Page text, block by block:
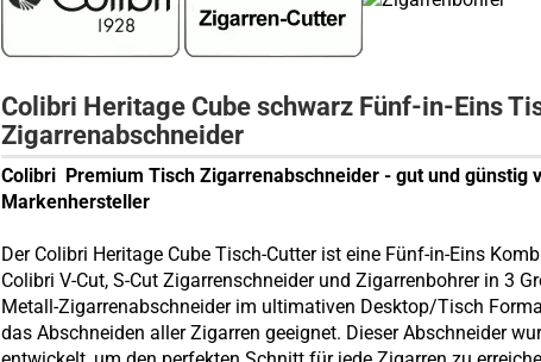
Colibri Heritage Cube schwarz Fünf-in-Eins
Zigarrenabschneider
Colibri Premium Tisch Zigarrenabschneider - gut und günstig
Markenhersteller
Der Colibri Heritage Cube Tisch-Cutter ist eine Fünf-in-Eins
Colibri V-Cut, S-Cut Zigarrenschneider und Zigarrenbohrer in 3
Metall-Zigarrenabschneider im ultimativen Desktop/Tisch
das Abschneiden aller Zigarren geeignet. Dieser Abschneider